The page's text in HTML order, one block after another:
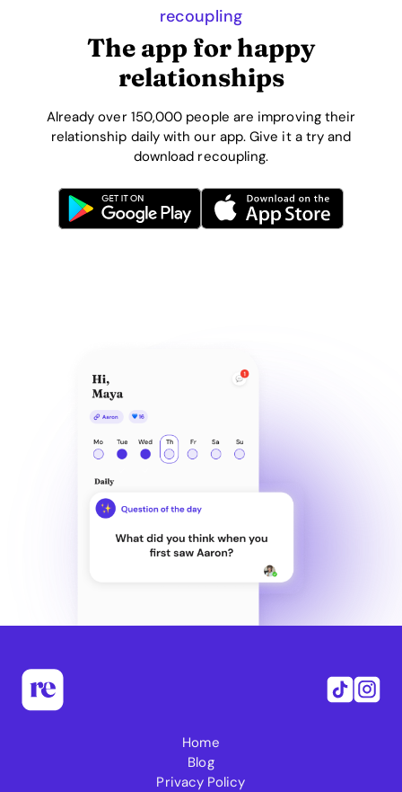
recoupling
The app for happy
relationships
Already over 150,000 people are improving their
relationship daily with our app. Give it a try and
download recoupling.
Home
Blog
Privacy Policy